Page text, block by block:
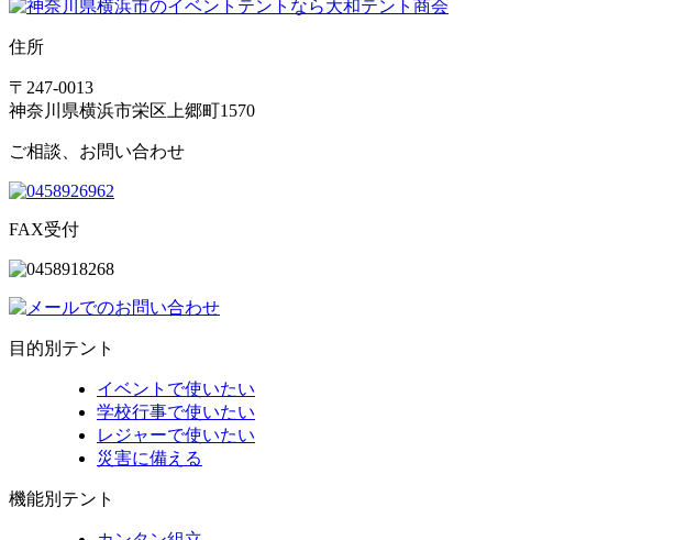
住所
〒247-0013
神奈川県横浜市栄区上郷町1570
ご相談、お問い合わせ
FAX受付
目的別テント
イベントで使いたい
学校行事で使いたい
レジャーで使いたい
災害に備える
機能別テント